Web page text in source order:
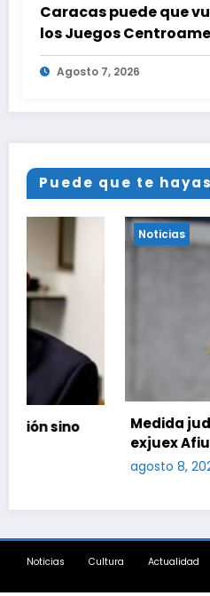
Caracas puede que
los Juegos
Caribe tras mas de 70
Agosto 7, 2026
Puede que te
Medida judicial pone
exjuex Afiuni
agosto 8, 2026
Noticias Cultura Actualidad